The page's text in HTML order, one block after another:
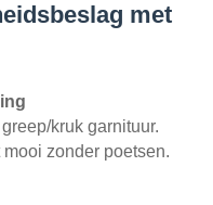
met
kruk garnituur.
zonder poetsen.